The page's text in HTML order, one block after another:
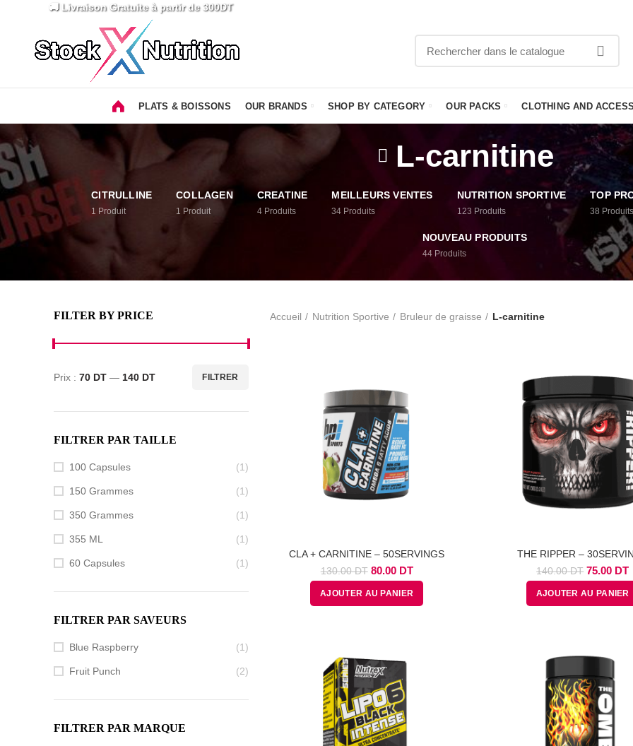
🚚 Livraison Gratuite à partir de 300DT
PLATS & BOISSONS OUR BRANDS SHOP BY CATEGORY OUR PACKS CLOTHING AND
L-carnitine
CITRULLINE
1 Produit
COLLAGEN
1 Produit
CREATINE
4 Produits
MEILLEURS VENTES
34 Produits
NUTRITION SPORTIVE
123 Produits
TOP
38 Produits
NOUVEAU PRODUITS
44 Produits
FILTER BY PRICE
FILTRER
Prix : 70 DT — 140 DT
FILTRER PAR TAILLE
100 Capsules (1)
150 Grammes (1)
350 Grammes (1)
355 ML (1)
60 Capsules (1)
FILTRER PAR SAVEURS
Blue Raspberry (1)
Fruit Punch (2)
FILTRER PAR MARQUE
Accueil Nutrition Sportive Bruleur de graisse L-carnitine
CLA + CARNITINE – 50SERVINGS
130.00DT Le
prix
initial
80.00DTLe
prix
actuel
AJOUTER AU PANIER
THE RIPPER –
140.00DT Le
prix
initial
75.00 DTLe
AJOUTER AU PANIER